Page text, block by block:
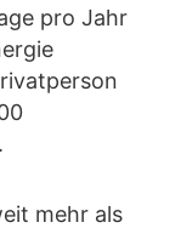
pro Jahr
mehr als